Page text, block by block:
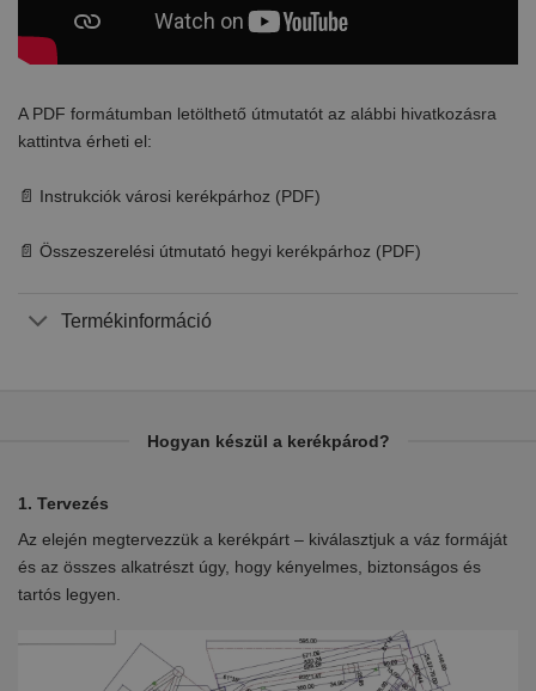
A PDF formátumban letölthető útmutatót az alábbi hivatkozásra
kattintva érheti el:
📄 Instrukciók városi kerékpárhoz (PDF)
📄 Összeszerelési útmutató hegyi kerékpárhoz (PDF)
Termékinformáció
Hogyan készül a kerékpárod?
1. Tervezés
Az elején megtervezzük a kerékpárt – kiválasztjuk a váz formáját
és az összes alkatrészt úgy, hogy kényelmes, biztonságos és
tartós legyen.